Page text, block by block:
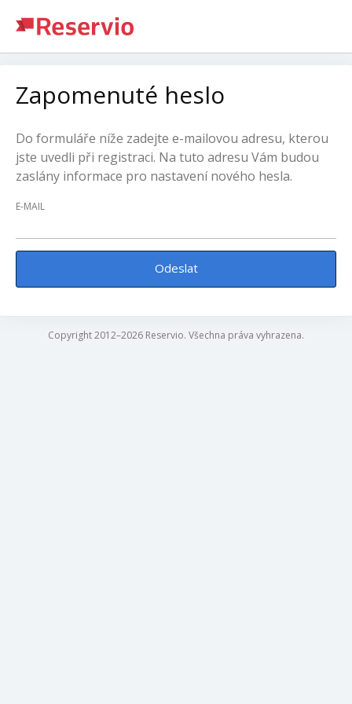
Zapomenuté heslo
Do formuláře níže zadejte e-mailovou adresu, kterou
jste uvedli při registraci. Na tuto adresu Vám budou
zaslány informace pro nastavení nového hesla.
E-MAIL
Odeslat
Copyright 2012–2026 Reservio. Všechna práva vyhrazena.